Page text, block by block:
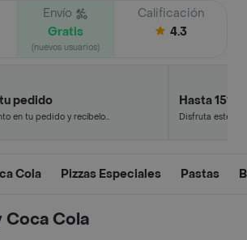
Envío
Gratis
(nuevos usuarios)
Calificación
4.3
pedido
en tu pedido y recíbelo
Hasta 15%
Disfruta este
Cola Pizzas Especiales Pastas
Coca Cola